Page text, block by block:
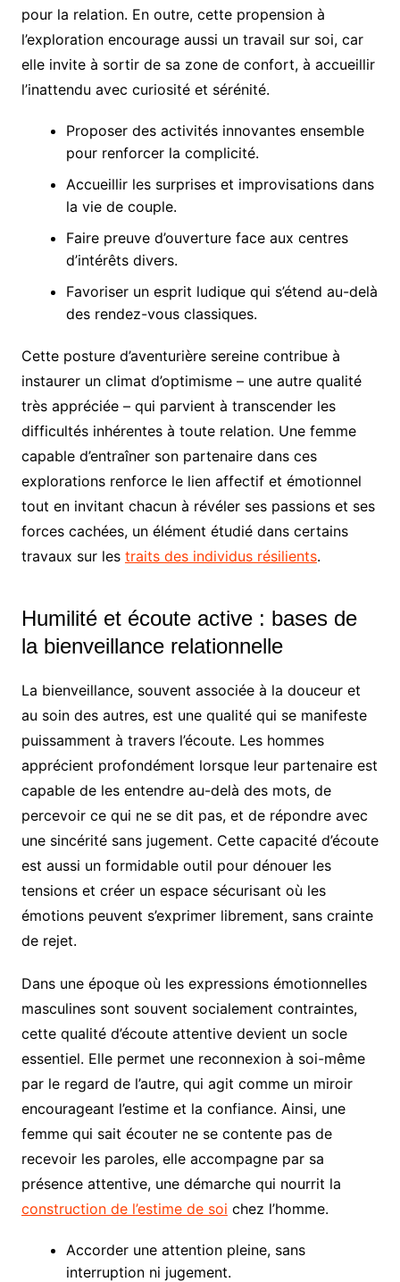
pour la relation. En outre, cette propension à
l’exploration encourage aussi un travail sur soi, car
elle invite à sortir de sa zone de confort, à accueillir
l’inattendu avec curiosité et sérénité.
Proposer des activités innovantes ensemble
pour renforcer la complicité.
Accueillir les surprises et improvisations dans
la vie de couple.
Faire preuve d’ouverture face aux centres
d’intérêts divers.
Favoriser un esprit ludique qui s’étend au-delà
des rendez-vous classiques.
Cette posture d’aventurière sereine contribue à
instaurer un climat d’optimisme – une autre qualité
très appréciée – qui parvient à transcender les
difficultés inhérentes à toute relation. Une femme
capable d’entraîner son partenaire dans ces
explorations renforce le lien affectif et émotionnel
tout en invitant chacun à révéler ses passions et ses
forces cachées, un élément étudié dans certains
travaux sur les traits des individus résilients.
Humilité et écoute active : bases de
la bienveillance relationnelle
La bienveillance, souvent associée à la douceur et
au soin des autres, est une qualité qui se manifeste
puissamment à travers l’écoute. Les hommes
apprécient profondément lorsque leur partenaire est
capable de les entendre au-delà des mots, de
percevoir ce qui ne se dit pas, et de répondre avec
une sincérité sans jugement. Cette capacité d’écoute
est aussi un formidable outil pour dénouer les
tensions et créer un espace sécurisant où les
émotions peuvent s’exprimer librement, sans crainte
de rejet.
Dans une époque où les expressions émotionnelles
masculines sont souvent socialement contraintes,
cette qualité d’écoute attentive devient un socle
essentiel. Elle permet une reconnexion à soi-même
par le regard de l’autre, qui agit comme un miroir
encourageant l’estime et la confiance. Ainsi, une
femme qui sait écouter ne se contente pas de
recevoir les paroles, elle accompagne par sa
présence attentive, une démarche qui nourrit la
construction de l’estime de soi chez l’homme.
Accorder une attention pleine, sans
interruption ni jugement.